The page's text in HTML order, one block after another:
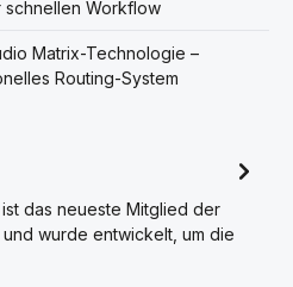
Workflow
Matrix-Technologie –
Routing-System
das neueste Mitglied der
wurde entwickelt, um die